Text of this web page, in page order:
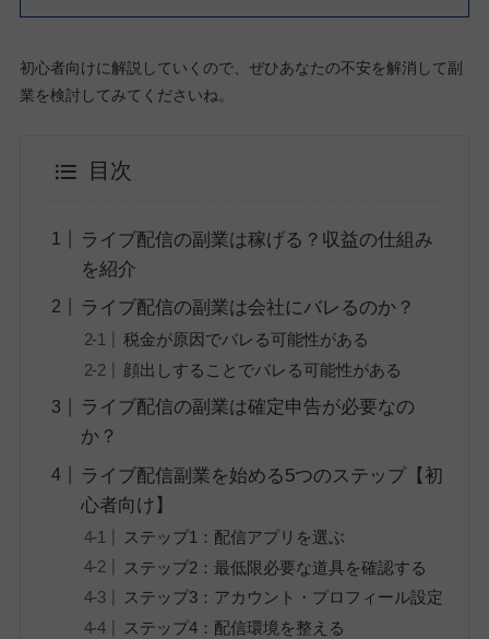
初心者向けに解説していくので、ぜひあなたの不安を解消して副
業を検討してみてくださいね。
目次
ライブ配信の副業は稼げる？収益の仕組み
を紹介
ライブ配信の副業は会社にバレるのか？
税金が原因でバレる可能性がある
顔出しすることでバレる可能性がある
ライブ配信の副業は確定申告が必要なの
か？
ライブ配信副業を始める5つのステップ【初
心者向け】
ステップ1：配信アプリを選ぶ
ステップ2：最低限必要な道具を確認する
ステップ3：アカウント・プロフィール設定
ステップ4：配信環境を整える